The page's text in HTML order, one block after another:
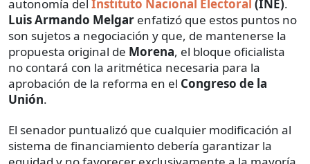
autonomía del Instituto Nacional Electoral (INE).
Luis Armando Melgar enfatizó que estos puntos no
son sujetos a negociación y que, de mantenerse la
propuesta original de Morena, el bloque oficialista
no contará con la aritmética necesaria para la
aprobación de la reforma en el Congreso de la
Unión.
El senador puntualizó que cualquier modificación al
sistema de financiamiento debería garantizar la